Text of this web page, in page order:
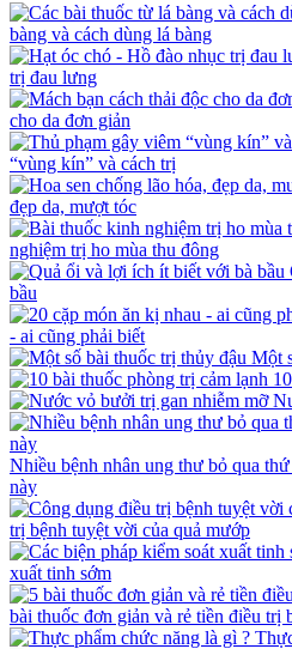
bàng và cách dùng lá bàng
trị đau lưng
cho da đơn giản
“vùng kín” và cách trị
đẹp da, mượt tóc
nghiệm trị ho mùa thu đông
bầu
- ai cũng phải biết
Một
Nhiều bệnh nhân ung thư bỏ qua
này
trị bệnh tuyệt vời của quả mướp
xuất tinh sớm
bài thuốc đơn giản và rẻ tiền điều trị